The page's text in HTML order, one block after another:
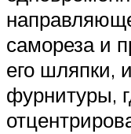
самореза и
его шляпки,
фурнитуры,